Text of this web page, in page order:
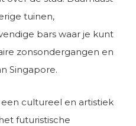
tuinen,
bars waar je kunt
zonsondergangen en
Singapore.
een cultureel en artistiek
futuristische